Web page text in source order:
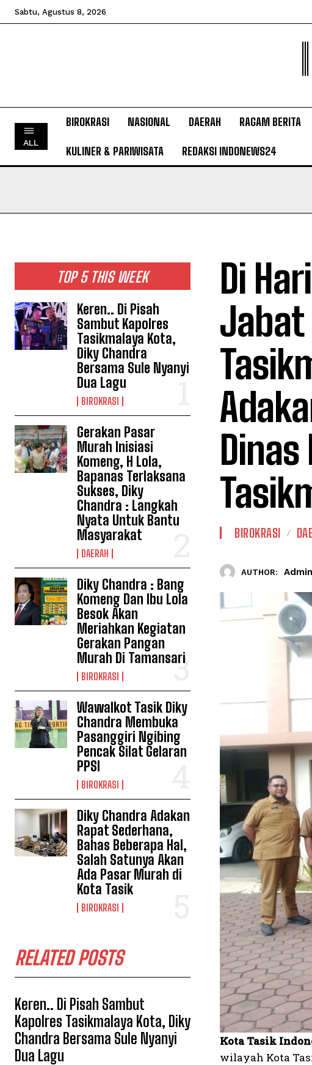
Sabtu, Agustus 8, 2026
ALL
BIROKRASI NASIONAL DAERAH RAGAM BERITA
KULINER & PARIWISATA REDAKSI INDONEWS24
TOP 5 THIS WEEK
Keren.. Di Pisah
Sambut Kapolres
Tasikmalaya Kota,
Diky Chandra
Bersama Sule Nyanyi
Dua Lagu
BIROKRASI
Gerakan Pasar
Murah Inisiasi
Komeng, H Lola,
Bapanas Terlaksana
Sukses, Diky
Chandra : Langkah
Nyata Untuk Bantu
Masyarakat
DAERAH
Diky Chandra : Bang
Komeng Dan Ibu Lola
Besok Akan
Meriahkan Kegiatan
Gerakan Pangan
Murah Di Tamansari
BIROKRASI
Wawalkot Tasik Diky
Chandra Membuka
Pasanggiri Ngibing
Pencak Silat Gelaran
PPSI
BIROKRASI
Diky Chandra Adakan
Rapat Sederhana,
Bahas Beberapa Hal,
Salah Satunya Akan
Ada Pasar Murah di
Kota Tasik
BIROKRASI
RELATED POSTS
Keren.. Di Pisah Sambut
Kapolres Tasikmalaya Kota, Diky
Chandra Bersama Sule Nyanyi
Dua Lagu
Di
Jabat
Dinas
BIROKRASI
AUTHOR: Admin
Kota Tasik
wilayah Kota